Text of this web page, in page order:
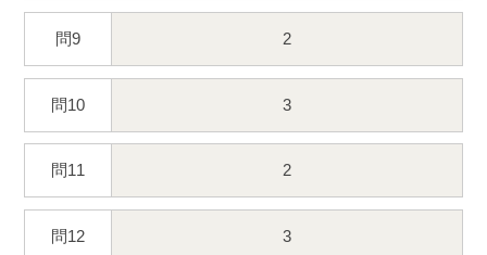
問9 2
問10 3
問11 2
問12 3